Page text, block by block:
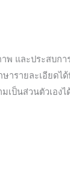
พ และประสบก
ารายละเอียดไ
เป็นส่วนตัวเอง